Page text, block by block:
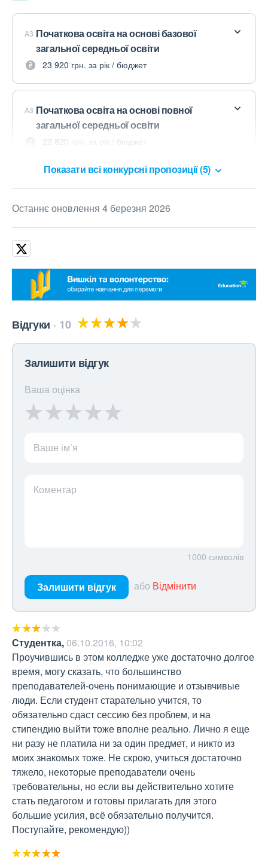
A3 Початкова освіта на основі базової
загальної середньої освіти
23 920 грн. за рік / бюджет
A3 Початкова освіта на основі повної
загальної середньої освіти
22 820 грн. за рік / бюджет
Показати всі конкурсні пропозиції (5)
Останнє оновлення 4 березня 2026
Відгуки 10
Залишити відгук
Ваша оцінка
Ваше ім’я
Коментар
1000 символів
Залишити відгук або Відмінити
Студентка,06.10.2016, 10:02
Проучившись в этом колледже уже достаточно долгое
время, могу сказать, что большинство
преподавателей-очень понимающие и отзывчивые
люди. Если студент старательно учится, то
обязательно сдаст сессию без проблем, и на
стипендию выйти тоже вполне реально. Лично я еще
ни разу не платила ни за один предмет, и никто из
моих знакомых тоже. Не скрою, учиться достаточно
тяжело, некоторые преподаватели очень
требовательны, но если вы действительно хотите
стать педагогом и готовы прилагать для этого
большие усилия, всё обязательно получится.
Поступайте, рекомендую))